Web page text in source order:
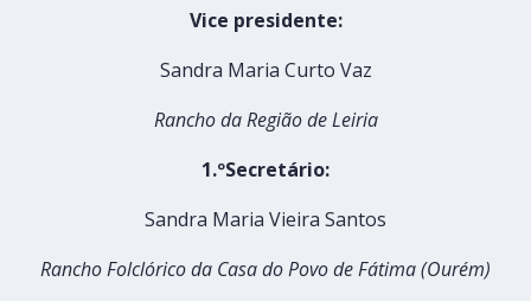
Vice presidente:
Sandra Maria Curto Vaz
Rancho da Região de Leiria
1.ºSecretário:
Sandra Maria Vieira Santos
Rancho Folclórico da Casa do Povo de Fátima (Ourém)